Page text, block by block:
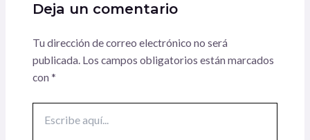
Deja un comentario
Tu dirección de correo electrónico no será
publicada. Los campos obligatorios están marcados
con *
aquí...